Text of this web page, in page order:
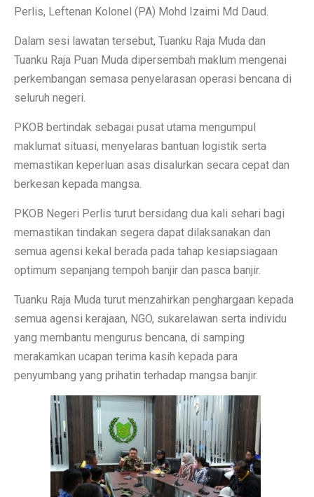
Perlis, Leftenan Kolonel (PA) Mohd Izaimi Md Daud.
Dalam sesi lawatan tersebut, Tuanku Raja Muda dan
Tuanku Raja Puan Muda dipersembah maklum mengenai
perkembangan semasa penyelarasan operasi bencana di
seluruh negeri.
PKOB bertindak sebagai pusat utama mengumpul
maklumat situasi, menyelaras bantuan logistik serta
memastikan keperluan asas disalurkan secara cepat dan
berkesan kepada mangsa.
PKOB Negeri Perlis turut bersidang dua kali sehari bagi
memastikan tindakan segera dapat dilaksanakan dan
semua agensi kekal berada pada tahap kesiapsiagaan
optimum sepanjang tempoh banjir dan pasca banjir.
Tuanku Raja Muda turut menzahirkan penghargaan kepada
semua agensi kerajaan, NGO, sukarelawan serta individu
yang membantu mengurus bencana, di samping
merakamkan ucapan terima kasih kepada para
penyumbang yang prihatin terhadap mangsa banjir.